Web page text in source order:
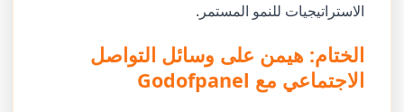
الاستراتيجيات للنمو المستمر.
الختام: هيمن على وسائل التواصل
الاجتماعي مع Godofpanel